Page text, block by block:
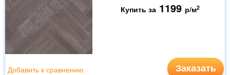
Купить за 1199 р/м2
Заказать
Добавить к сравнению